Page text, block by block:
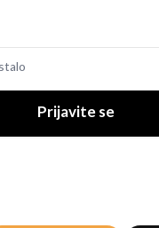
Prijavite se